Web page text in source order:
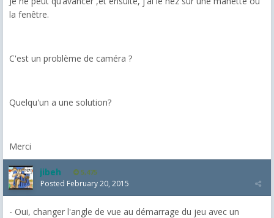
la fenêtre.
C'est un problème de caméra ?
Quelqu'un a une solution?
Merci
jibeh 5,475
Posted February 20, 2015
- Oui, changer l'angle de vue au démarrage du jeu avec un